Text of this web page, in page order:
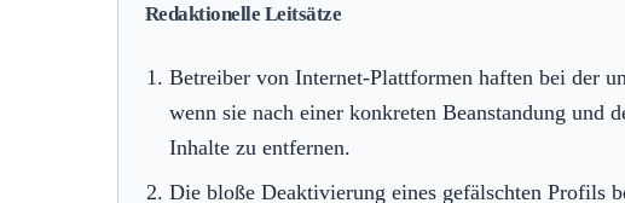
Redaktionelle Leitsätze
Betreiber von Internet-Plattformen haften bei der
wenn sie nach einer konkreten Beanstandung und
Inhalte zu entfernen.
Die bloße Deaktivierung eines gefälschten Profils